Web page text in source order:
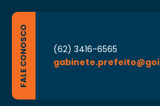
FALE CONOSCO
(62) 3416-6565